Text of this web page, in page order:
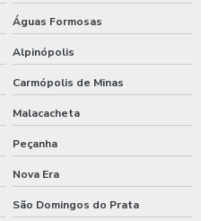
Águas Formosas
Alpinópolis
Carmópolis de Minas
Malacacheta
Peçanha
Nova Era
São Domingos do Prata